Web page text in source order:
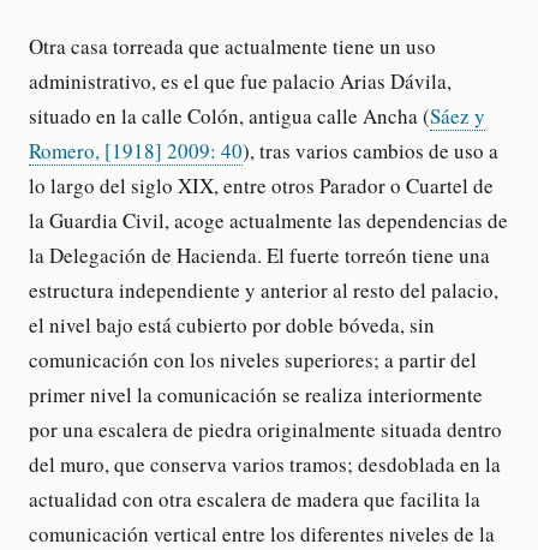
Otra casa torreada que actualmente tiene un uso
administrativo, es el que fue palacio Arias Dávila,
situado en la calle Colón, antigua calle Ancha (Sáez y
Romero, [1918] 2009: 40), tras varios cambios de uso a
lo largo del siglo XIX, entre otros Parador o Cuartel de
la Guardia Civil, acoge actualmente las dependencias de
la Delegación de Hacienda. El fuerte torreón tiene una
estructura independiente y anterior al resto del palacio,
el nivel bajo está cubierto por doble bóveda, sin
comunicación con los niveles superiores; a partir del
primer nivel la comunicación se realiza interiormente
por una escalera de piedra originalmente situada dentro
del muro, que conserva varios tramos; desdoblada en la
actualidad con otra escalera de madera que facilita la
comunicación vertical entre los diferentes niveles de la